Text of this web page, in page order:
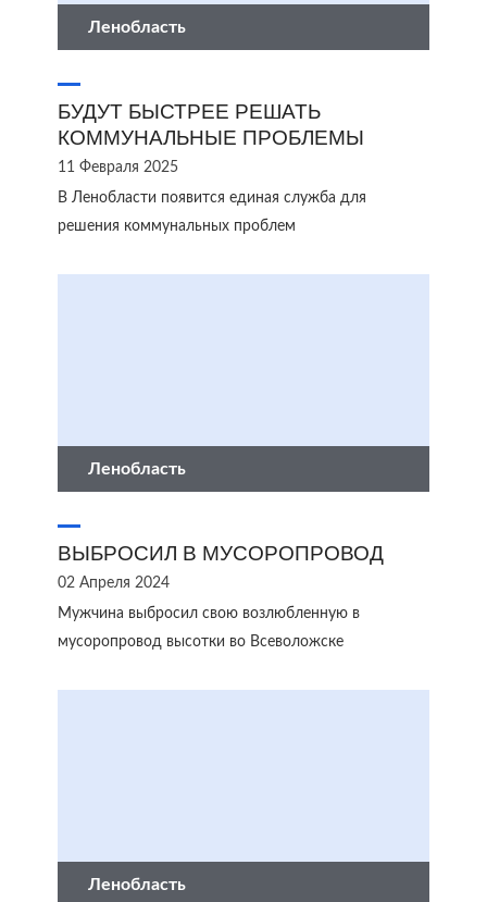
Ленобласть
БУДУТ БЫСТРЕЕ РЕШАТЬ
КОММУНАЛЬНЫЕ ПРОБЛЕМЫ
11 Февраля 2025
В Ленобласти появится единая служба для
решения коммунальных проблем
Ленобласть
ВЫБРОСИЛ В МУСОРОПРОВОД
02 Апреля 2024
Мужчина выбросил свою возлюбленную в
мусоропровод высотки во Всеволожске
Ленобласть